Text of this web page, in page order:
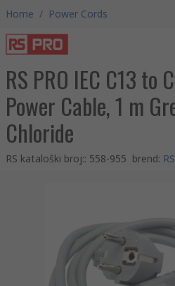
Home / Power Cords
RS PRO IEC C13 to
Power Cable, 1 m
Chloride
RS kataloški broj:: 558-955 brend: